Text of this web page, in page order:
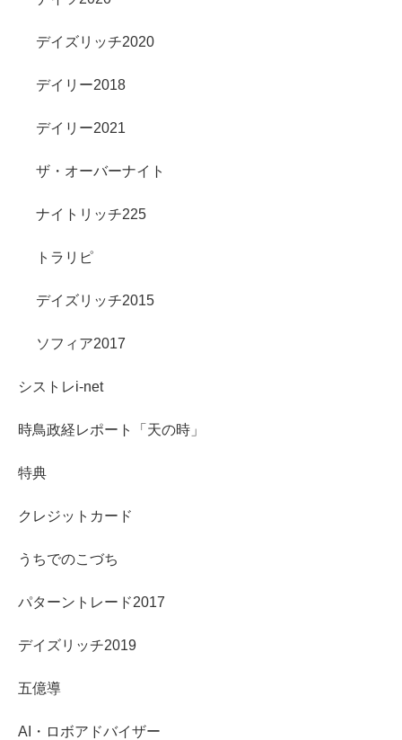
デイズリッチ2020
デイリー2018
デイリー2021
ザ・オーバーナイト
ナイトリッチ225
トラリピ
デイズリッチ2015
ソフィア2017
シストレi-net
時鳥政経レポート「天の時」
特典
クレジットカード
うちでのこづち
パターントレード2017
デイズリッチ2019
五億導
AI・ロボアドバイザー